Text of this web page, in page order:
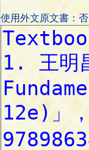
使用外文原文書：否